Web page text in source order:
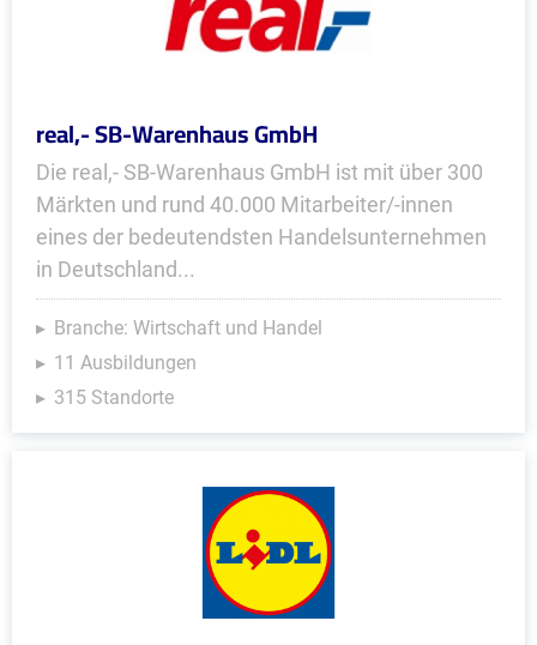
real,- SB-Warenhaus GmbH
Die real,- SB-Warenhaus GmbH ist mit über 300
Märkten und rund 40.000 Mitarbeiter/-innen
eines der bedeutendsten Handelsunternehmen
in Deutschland...
Branche: Wirtschaft und Handel
11 Ausbildungen
315 Standorte